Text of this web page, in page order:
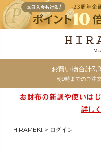
お買い物合計
朝9時までのご注
詳し
HIRAMEKI. ログイン